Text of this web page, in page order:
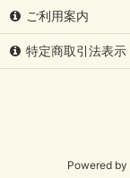
ご利用案内
特定商取引法表示
Powered by